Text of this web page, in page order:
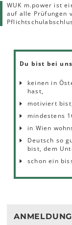
WUK m.power ist
auf alle Prüfungen
Du bist bei
keinen in
hast,
motiviert
mindestens
in Wien
Deutsch so
bist, dem
schon ein
ANMELDUNG